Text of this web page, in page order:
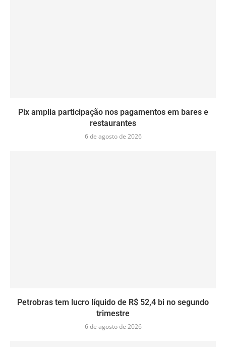
Pix amplia participação nos pagamentos em bares e
restaurantes
6 de agosto de 2026
Petrobras tem lucro líquido de R$ 52,4 bi no segundo
trimestre
6 de agosto de 2026